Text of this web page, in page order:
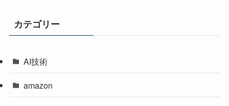
カテゴリー
AI技術
amazon